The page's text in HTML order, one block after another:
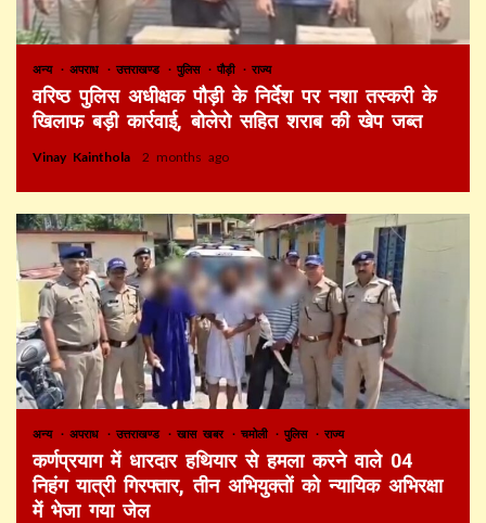
अन्य अपराध उत्तराखण्ड पुलिस पौड़ी राज्य
वरिष्ठ पुलिस अधीक्षक पौड़ी के निर्देश पर नशा तस्करी के
खिलाफ बड़ी कार्रवाई, बोलेरो सहित शराब की खेप जब्त
Vinay Kainthola 2 months ago
अन्य अपराध उत्तराखण्ड खास खबर चमोली पुलिस राज्य
कर्णप्रयाग में धारदार हथियार से हमला करने वाले 04
निहंग यात्री गिरफ्तार, तीन अभियुक्तों को न्यायिक अभिरक्षा
में भेजा गया जेल